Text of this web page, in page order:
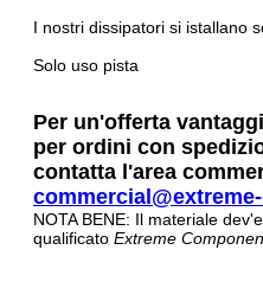
I nostri dissipatori si istallano
Solo uso pista
Per un'offerta
per ordini con
contatta l'area
NOTA BENE: Il materiale
qualificato Extreme